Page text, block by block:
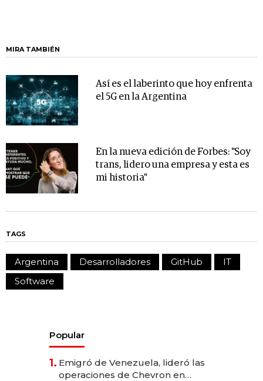
MIRA TAMBIÉN
Así es el laberinto que hoy enfrenta
el 5G en la Argentina
En la nueva edición de Forbes: "Soy
trans, lidero una empresa y esta es
mi historia"
TAGS
Argentina Desarrolladores GitHub
IT
Software
Popular
1. Emigró de Venezuela, lideró las
operaciones de Chevron en